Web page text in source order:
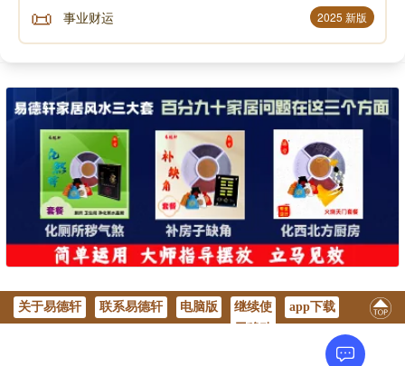
📜 事业财运 2025 新版
关于易德轩 联系易德轩 电脑版
继续使
app下载